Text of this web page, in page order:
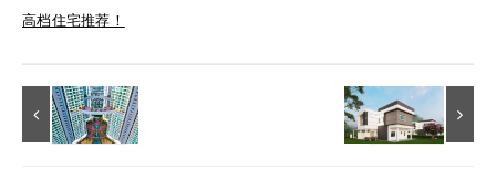
高档住宅推荐！